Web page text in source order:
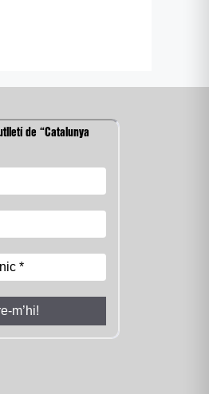
de “Catalunya